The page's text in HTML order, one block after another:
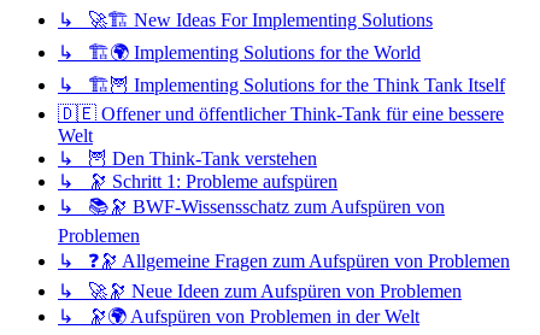
↳ 🚀🏗️ New Ideas For Implementing Solutions
↳ 🏗️🌍 Implementing Solutions for the World
↳ 🏗️🦉 Implementing Solutions for the Think Tank Itself
🇩🇪 Offener und öffentlicher Think-Tank für eine bessere
Welt
↳ 🦉 Den Think-Tank verstehen
↳ 🔭 Schritt 1: Probleme aufspüren
↳ 📚🔭 BWF-Wissensschatz zum Aufspüren von
Problemen
↳ ❓🔭 Allgemeine Fragen zum Aufspüren von Problemen
↳ 🚀🔭 Neue Ideen zum Aufspüren von Problemen
↳ 🔭🌍 Aufspüren von Problemen in der Welt